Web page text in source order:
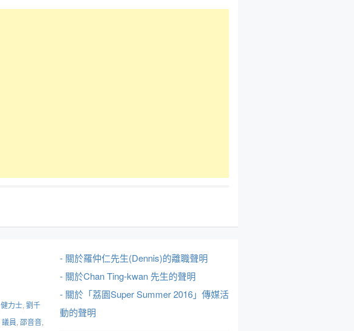
健力士, 劉千
議員, 邵音音,
- 關於羅仲仁先生(Dennis)的離職聲明
- 關於Chan Ting-kwan 先生的聲明
- 關於「荔園Super Summer 2016」傳媒活
動的聲明